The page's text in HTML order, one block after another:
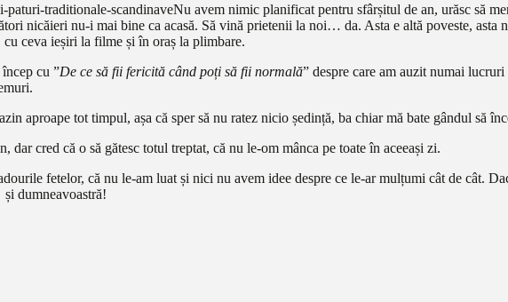
Nu avem nimic planificat pentru sfârșitul de an, urăsc să
nicăieri nu-i mai bine ca acasă. Să vină prietenii la noi… da. Asta e altă poveste,
cu ceva ieșiri la filme și în oraș la plimbare.
cu ”De ce să fii fericită când poți să fii normală” despre care am auzit numai
aproape tot timpul, așa că sper să nu ratez nicio ședință, ba chiar mă bate gândul să
cred că o să gătesc totul treptat, că nu le-om mânca pe toate în aceeași zi.
fetelor, că nu le-am luat și nici nu avem idee despre ce le-ar mulțumi cât de cât.
dumneavoastră!